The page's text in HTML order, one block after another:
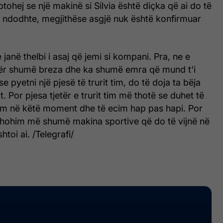
se një makinë si Silvia është diçka që ai do të
megjithëse asgjë nuk është konfirmuar
thelbi i asaj që jemi si kompani. Pra, ne e
shumë breza dhe ka shumë emra që mund t'i
pyetni një pjesë të trurit tim, do të doja ta bëja
Por pjesa tjetër e trurit tim më thotë se duhet të
në këtë moment dhe të ecim hap pas hapi. Por
më shumë makina sportive që do të vijnë në
ai. /Telegrafi/